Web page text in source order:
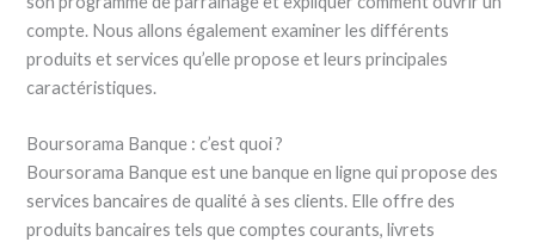
compte. Nous allons également examiner les différents
produits et services qu’elle propose et leurs principales
caractéristiques.
Boursorama Banque : c’est quoi ?
Boursorama Banque est une banque en ligne qui propose des
services bancaires de qualité à ses clients. Elle offre des
produits bancaires tels que comptes courants, livrets